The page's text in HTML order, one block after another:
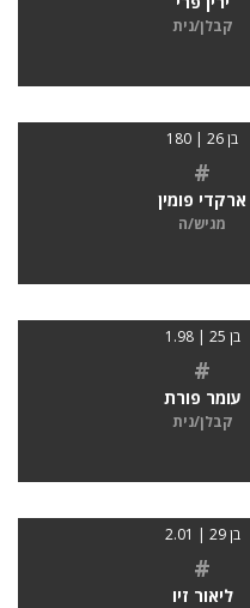
קבלן/נית
בן 26 | 180
#
ארקדי פומין
מגיש/ה
בן 25 | 1.98
#
עומר פורת
קבלן/נית
בן 29 | 2.01
#
ליאור זיו